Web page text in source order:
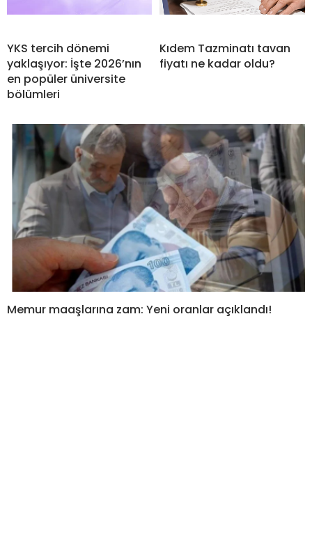
YKS tercih dönemi
yaklaşıyor: İşte 2026’nın
en popüler üniversite
bölümleri
Kıdem Tazminatı tavan
fiyatı ne kadar oldu?
Memur maaşlarına zam: Yeni oranlar açıklandı!